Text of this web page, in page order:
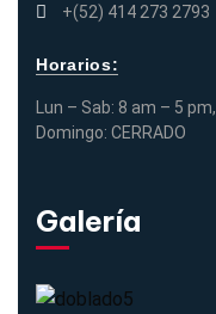
+(52) 414 273 2793
Horarios:
Lun – Sab: 8 am – 5 pm,
Domingo: CERRADO
Galería